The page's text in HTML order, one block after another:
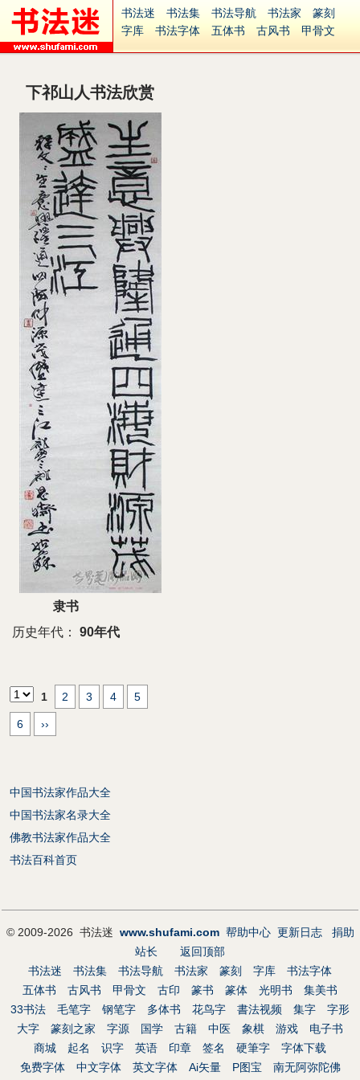
书法迷 书法集 书法导航 书法家
篆刻
字库
书法字体 五体书 古风书
甲骨文
集字
古籍
起名
字体下载
Ai矢量
安全网站
下祁山人书法欣赏
隶书
历史年代：
90年代
1 2 3 4 5
6 ››
中国书法家作品大全
中国书法家名录大全
佛教书法家作品大全
书法百科首页
© 2009-2026 书法迷 www.shufami.com 帮助中心 更新日志
捐助
站长
返回顶部
书法迷
书法集 书法导航 书法家 篆刻 字库
书法字体
五体书
古风书 甲骨文 古印 篆书 篆体 光明书
集美书
33书法
毛笔字 钢笔字 多体书 花鸟字 書法视频 集字
字形
大字
篆刻之家 字源 国学 古籍 中医 象棋 游戏
电子书
商城
起名 识字 英语 印章 签名 硬筆字
字体下载
免费字体
中文字体 英文字体 Ai矢量 P图宝 南无阿弥陀佛